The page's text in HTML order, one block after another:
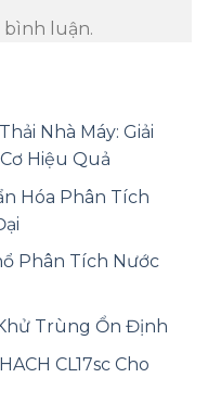
bình luận.
Nhà Máy: Giải
Hiệu Quả
Hóa Phân Tích
Phân Tích Nước
Trùng Ổn Định
CL17sc Cho